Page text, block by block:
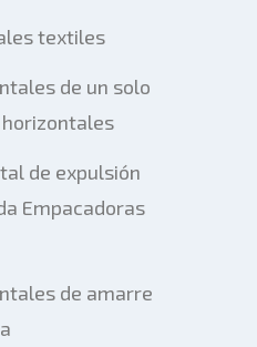
textiles
de un solo
de expulsión
Empacadoras
de amarre